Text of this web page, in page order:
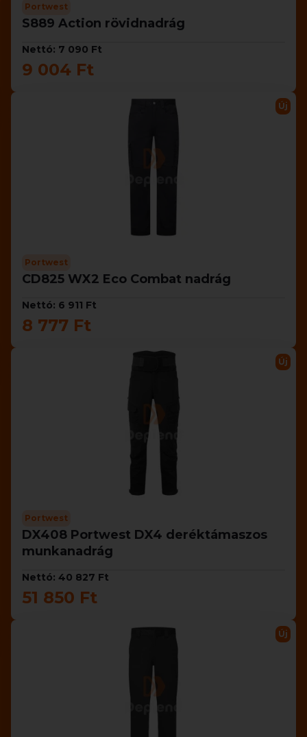
Portwest
S889 Action rövidnadrág
Nettó: 7 090 Ft
9 004 Ft
Új
Portwest
CD825 WX2 Eco Combat nadrág
Nettó: 6 911 Ft
8 777 Ft
Új
Portwest
DX408 Portwest DX4 deréktámaszos
munkanadrág
Nettó: 40 827 Ft
51 850 Ft
Új